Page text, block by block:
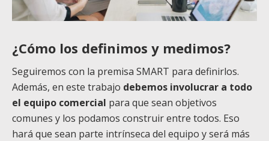
¿Cómo los definimos y medimos?
Seguiremos con la premisa SMART para definirlos.
Además, en este trabajo debemos involucrar a todo
el equipo comercial para que sean objetivos
comunes y los podamos construir entre todos. Eso
hará que sean parte intrínseca del equipo y será más